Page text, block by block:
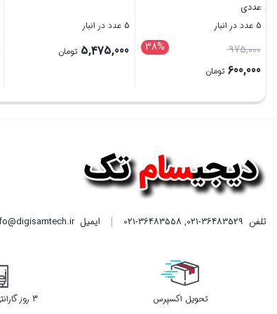
عددی
5 عدد در انبار
38% 975,000قیمت
اصلی
بود.
600,000 تومان
بستن
5 عدد در انبار
5,475,000 تومان
بستن
تلفن 021-36483529
,
021-36483558 ایمیل
تحویل اکسپرس 3 روز گارانتی بازگشت وجه